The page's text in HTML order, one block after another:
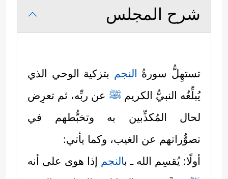
شرح المجلس
تستهِلُّ سورةُ النجم بتزكية الوحي الذي
يُبلِّغُه النبيُّ الكريمﷺ عن ربِّه، ثم تعرِض
لحال المُكذِّبين به وتخبُّطهم في
تصوُّراتهم عن الغيب، وكما يأتي:
أولًا: يُقسِم الله ـ بالنجم إذا هوى على أنه